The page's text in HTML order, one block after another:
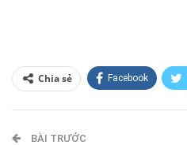
Chia sẻ Facebook
E-mail
BÀI TRƯỚC